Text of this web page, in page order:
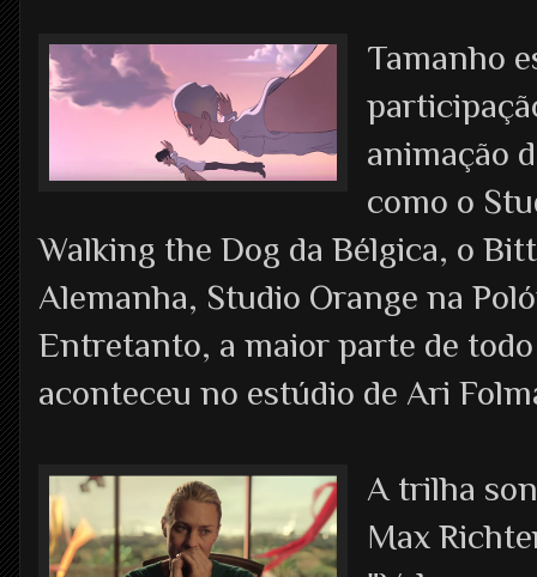
Tamanho
animação
como o
Walking the Dog da Bélgica, o
Alemanha, Studio Orange na
Entretanto, a maior parte de
aconteceu no estúdio de Ari
A trilha
Max